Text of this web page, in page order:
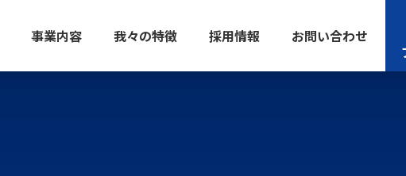
事業内容 我々の特徴 採用情報
お問い合わせ